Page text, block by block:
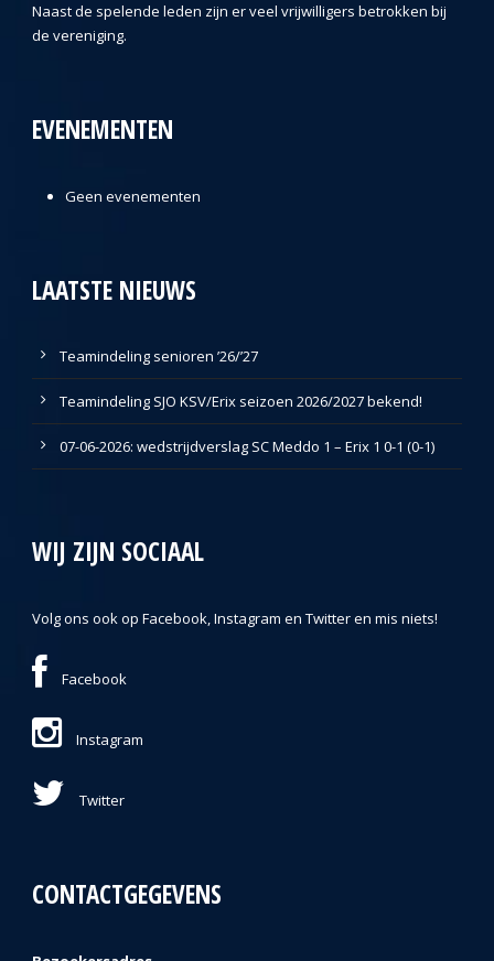
Naast de spelende leden zijn er veel vrijwilligers betrokken bij
de vereniging.
EVENEMENTEN
Geen evenementen
LAATSTE NIEUWS
Teamindeling senioren ’26/’27
Teamindeling SJO KSV/Erix seizoen 2026/2027 bekend!
07-06-2026: wedstrijdverslag SC Meddo 1 – Erix 1 0-1 (0-1)
WIJ ZIJN SOCIAAL
Volg ons ook op Facebook, Instagram en Twitter en mis niets!
Facebook
Instagram
Twitter
CONTACTGEGEVENS